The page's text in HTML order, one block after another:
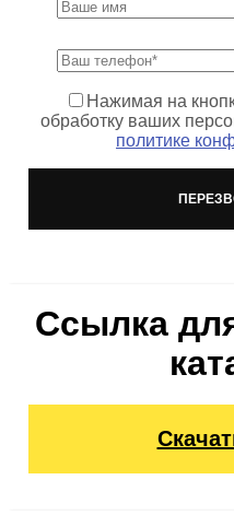
Нажимая на
обработку ваших
политике
Ссылка